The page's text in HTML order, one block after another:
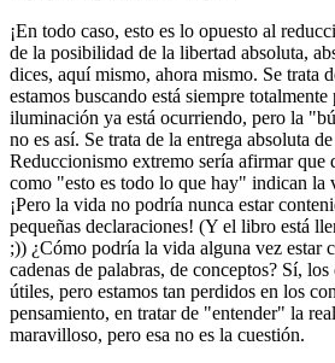
¡En todo caso, esto es lo opuesto al
de la posibilidad de la libertad absoluta,
dices, aquí mismo, ahora mismo. Se trata
estamos buscando está siempre totalmente
iluminación ya está ocurriendo, pero la
no es así. Se trata de la entrega absoluta
Reduccionismo extremo sería afirmar que
como "esto es todo lo que hay" indican la
¡Pero la vida no podría nunca estar
pequeñas declaraciones! (Y el libro está
;)) ¿Cómo podría la vida alguna vez estar
cadenas de palabras, de conceptos? Sí,
útiles, pero estamos tan perdidos en los
pensamiento, en tratar de "entender" la
maravilloso, pero esa no es la cuestión.